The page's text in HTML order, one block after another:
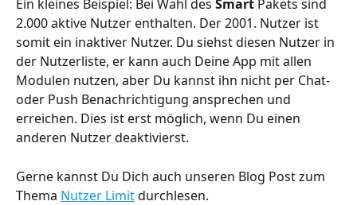
Ein kleines Beispiel: Bei Wahl des Smart Pakets sind
2.000 aktive Nutzer enthalten. Der 2001. Nutzer ist
somit ein inaktiver Nutzer. Du siehst diesen Nutzer in
der Nutzerliste, er kann auch Deine App mit allen
Modulen nutzen, aber Du kannst ihn nicht per Chat-
oder Push Benachrichtigung ansprechen und
erreichen. Dies ist erst möglich, wenn Du einen
anderen Nutzer deaktivierst.
Gerne kannst Du Dich auch unseren Blog Post zum
Thema Nutzer Limit durchlesen.